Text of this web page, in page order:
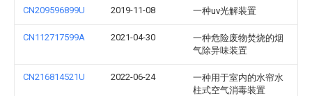
CN209596899U 2019-11-08 一种uv光解装置
CN112717599A 2021-04-30
一种危险废物焚烧的烟
气除异味装置
CN216814521U 2022-06-24
一种用于室内的水帘水
柱式空气消毒装置